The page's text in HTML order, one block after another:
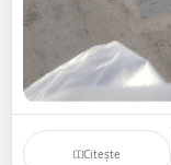
Citește